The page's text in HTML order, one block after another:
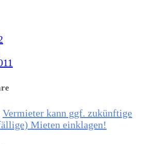
Vermieter kann ggf. zukünftige
Mieten einklagen!